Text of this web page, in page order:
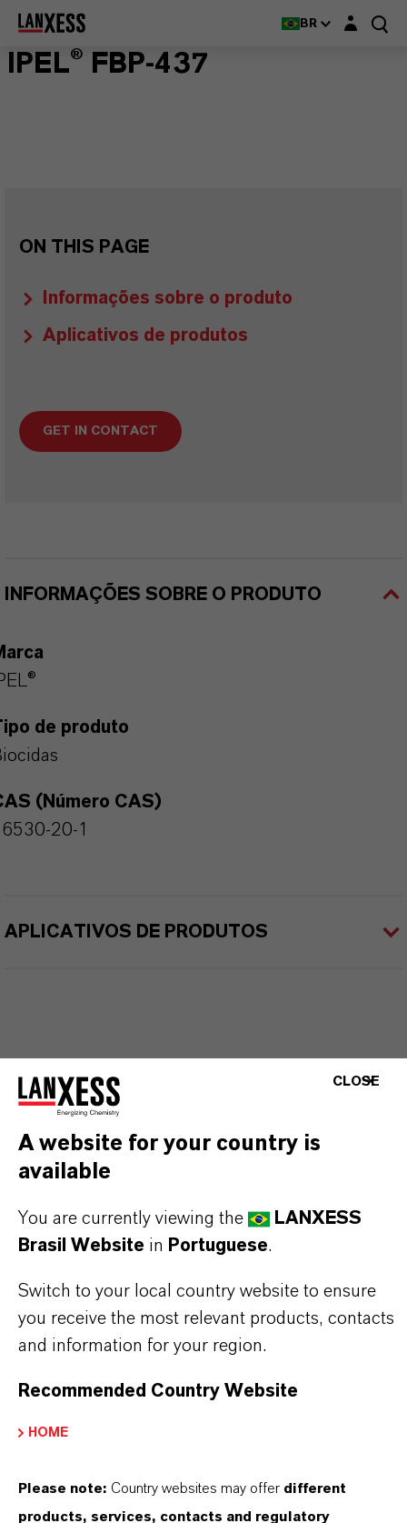
BR Login layer
IPEL® FBP-437
ON THIS PAGE
Informações sobre o produto
Aplicativos de produtos
GET IN CONTACT
INFORMAÇÕES SOBRE O PRODUTO
de produto
(Número CAS)
20-1
APLICATIVOS DE PRODUTOS
Contato Comercial
Nilva Teresa Goncalves
Jarinu
+55 114016-8002
CLOSE
A website for your country is
available
You are currently viewing the
LANXESS
Brasil Website in Portuguese.
Switch to your local country website to ensure
you receive the most relevant products, contacts
and information for your region.
Recommended Country Website
HOME
Please note: Country websites may offer different
products, services, contacts and regulatory